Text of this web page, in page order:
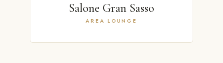
Salone Gran Sasso
AREA LOUNGE